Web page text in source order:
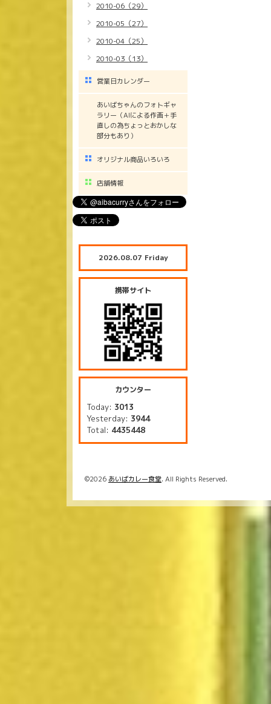
2010-06（29）
2010-05（27）
2010-04（25）
2010-03（13）
営業日カレンダー
あいばちゃんのフォトギャ
ラリー（AIによる作画＋手
直しの為ちょっとおかしな
部分もあり）
オリジナル商品いろいろ
店舗情報
2026.08.07 Friday
携帯サイト
カウンター
Today: 3013
Yesterday: 3944
Total: 4435448
©2026 あいばカレー食堂. All Rights Reserved.